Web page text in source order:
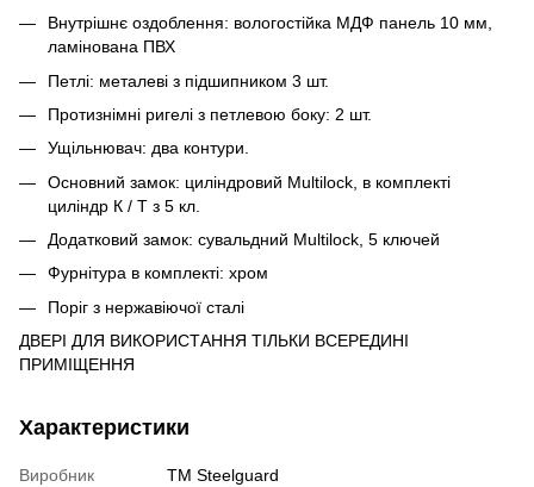
Внутрішнє оздоблення: вологостійка МДФ панель 10 мм,
ламінована ПВХ
Петлі: металеві з підшипником 3 шт.
Протизнімні ригелі з петлевою боку: 2 шт.
Ущільнювач: два контури.
Основний замок: циліндровий Multilock, в комплекті
циліндр К / Т з 5 кл.
Додатковий замок: сувальдний Multilock, 5 ключей
Фурнітура в комплекті: хром
Поріг з нержавіючої сталі
ДВЕРІ ДЛЯ ВИКОРИСТАННЯ ТІЛЬКИ ВСЕРЕДИНІ
ПРИМІЩЕННЯ
Характеристики
Виробник
TM Steelguard